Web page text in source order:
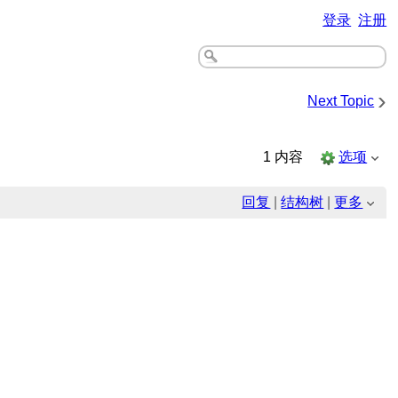
登录 注册
Next Topic ›
1 内容 选项
回复 |结构树 |更多